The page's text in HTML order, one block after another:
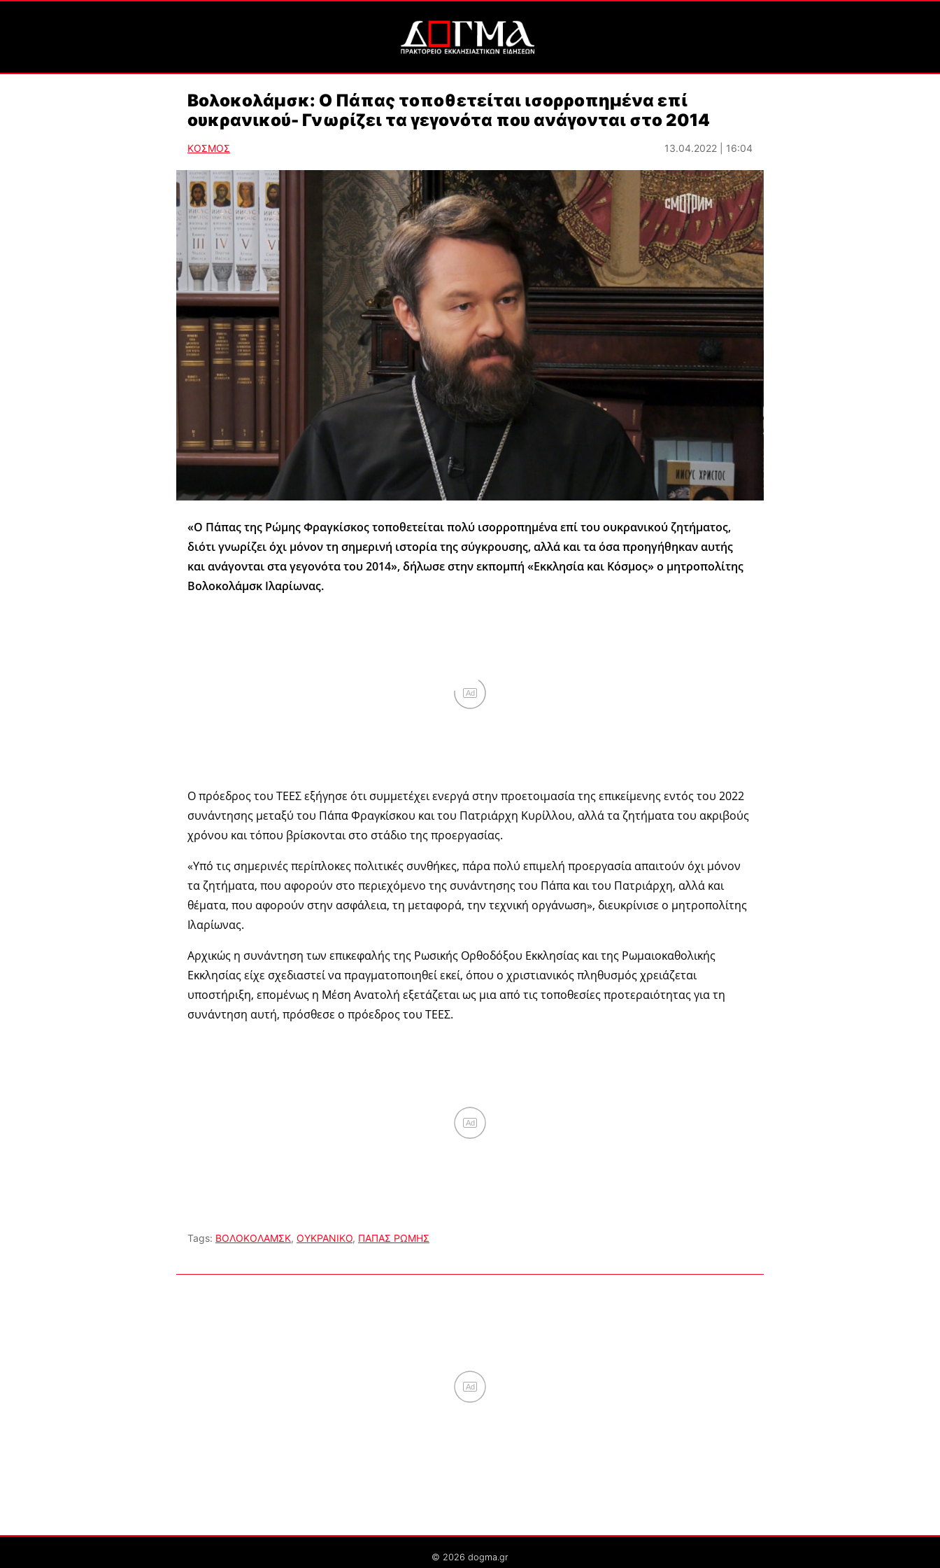
Βολοκολάμσκ: Ο Πάπας τοποθετείται ισορροπημένα επί
ουκρανικού- Γνωρίζει τα γεγονότα που ανάγονται στο 2014
ΚΟΣΜΟΣ 13.04.2022 | 16:04
«Ο Πάπας της Ρώμης Φραγκίσκος τοποθετείται πολύ ισορροπημένα επί του ουκρανικού ζητήματος,
διότι γνωρίζει όχι μόνον τη σημερινή ιστορία της σύγκρουσης, αλλά και τα όσα προηγήθηκαν αυτής
και ανάγονται στα γεγονότα του 2014», δήλωσε στην εκπομπή «Εκκλησία και Κόσμος» ο μητροπολίτης
Βολοκολάμσκ Ιλαρίωνας.
Ad
Ο πρόεδρος του ΤΕΕΣ εξήγησε ότι συμμετέχει ενεργά στην προετοιμασία της επικείμενης εντός του 2022
συνάντησης μεταξύ του Πάπα Φραγκίσκου και του Πατριάρχη Κυρίλλου, αλλά τα ζητήματα του ακριβούς
χρόνου και τόπου βρίσκονται στο στάδιο της προεργασίας.
«Υπό τις σημερινές περίπλοκες πολιτικές συνθήκες, πάρα πολύ επιμελή προεργασία απαιτούν όχι μόνον
τα ζητήματα, που αφορούν στο περιεχόμενο της συνάντησης του Πάπα και του Πατριάρχη, αλλά και
θέματα, που αφορούν στην ασφάλεια, τη μεταφορά, την τεχνική οργάνωση», διευκρίνισε ο μητροπολίτης
Ιλαρίωνας.
Αρχικώς η συνάντηση των επικεφαλής της Ρωσικής Ορθοδόξου Εκκλησίας και της Ρωμαιοκαθολικής
Εκκλησίας είχε σχεδιαστεί να πραγματοποιηθεί εκεί, όπου ο χριστιανικός πληθυσμός χρειάζεται
υποστήριξη, επομένως η Μέση Ανατολή εξετάζεται ως μια από τις τοποθεσίες προτεραιότητας για τη
συνάντηση αυτή, πρόσθεσε ο πρόεδρος του ΤΕΕΣ.
Ad
Tags: ΒΟΛΟΚΟΛΑΜΣΚ, ΟΥΚΡΑΝΙΚΟ, ΠΑΠΑΣ ΡΩΜΗΣ
Ad
© 2026 dogma.gr